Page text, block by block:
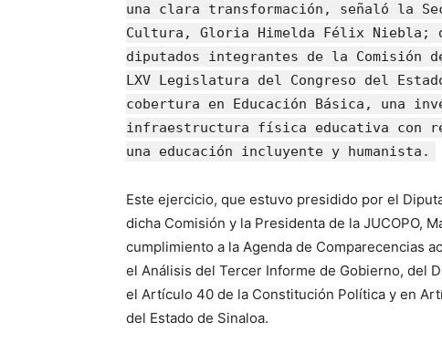
una clara transformación, señaló la
Cultura, Gloria Himelda Félix Niebla;
diputados integrantes de la Comisión
LXV Legislatura del Congreso del
cobertura en Educación Básica, una
infraestructura física educativa con
una educación incluyente y humanista.
Este ejercicio, que estuvo presidido por el
dicha Comisión y la Presidenta de la JUCOPO,
cumplimiento a la Agenda de Comparecencias
el Análisis del Tercer Informe de Gobierno, del
el Artículo 40 de la Constitución Política y en
del Estado de Sinaloa.